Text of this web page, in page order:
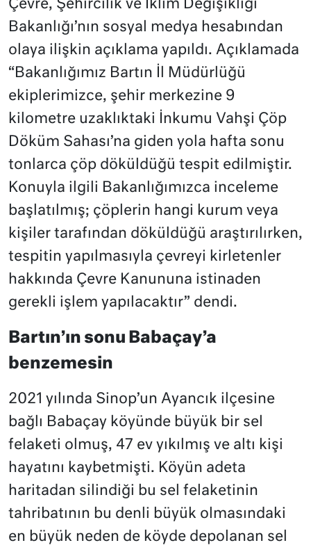
Çevre, Şehircilik ve İklim Değişikliği
Bakanlığı’nın sosyal medya hesabından
olaya ilişkin açıklama yapıldı. Açıklamada
“Bakanlığımız Bartın İl Müdürlüğü
ekiplerimizce, şehir merkezine 9
kilometre uzaklıktaki İnkumu Vahşi Çöp
Döküm Sahası’na giden yola hafta sonu
tonlarca çöp döküldüğü tespit edilmiştir.
Konuyla ilgili Bakanlığımızca inceleme
başlatılmış; çöplerin hangi kurum veya
kişiler tarafından döküldüğü araştırılırken,
tespitin yapılmasıyla çevreyi kirletenler
hakkında Çevre Kanununa istinaden
gerekli işlem yapılacaktır” dendi.
Bartın’ın sonu Babaçay’a
benzemesin
2021 yılında Sinop’un Ayancık ilçesine
bağlı Babaçay köyünde büyük bir sel
felaketi olmuş, 47 ev yıkılmış ve altı kişi
hayatını kaybetmişti. Köyün adeta
haritadan silindiği bu sel felaketinin
tahribatının bu denli büyük olmasındaki
en büyük neden de köyde depolanan sel